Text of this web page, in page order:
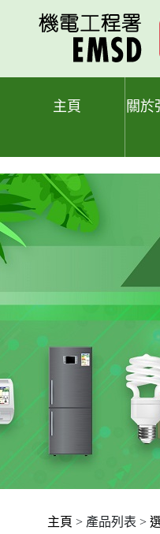
主頁
關於
主頁 > 產品列表 >